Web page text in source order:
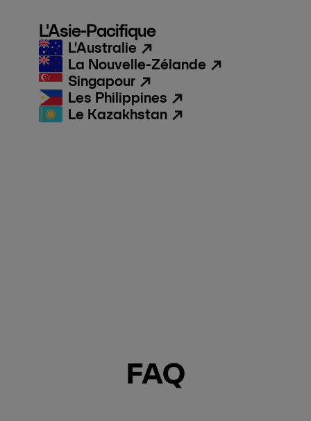
L'Asie-Pacifique
L'Australie
La Nouvelle-Zélande
Singapour
Les Philippines
Le Kazakhstan
FAQ